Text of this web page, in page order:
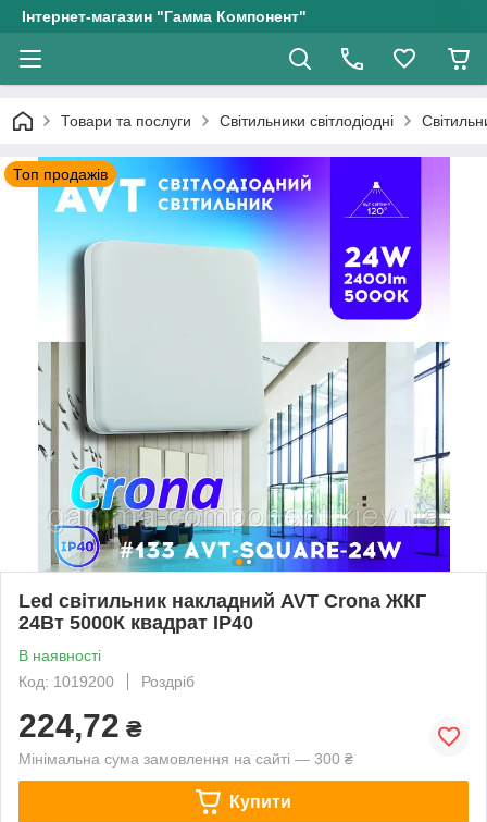
Інтернет-магазин "Гамма Компонент"
Товари та послуги Світильники світлодіодні
Топ продажів
Led світильник накладний AVT Crona ЖКГ
24Вт 5000К квадрат IP40
В наявності
Код: 1019200
Роздріб
224,72 ₴
Мінімальна сума замовлення на сайті — 300 ₴
Купити